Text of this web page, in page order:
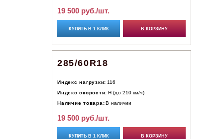
19 500 руб./шт.
КУПИТЬ В 1 КЛИК В КОРЗИНУ
285/60R18
Индекс нагрузки: 116
Индекс скорости: H (до 210 км/ч)
Наличие товара: В наличии
19 500 руб./шт.
КУПИТЬ В 1 КЛИК В КОРЗИНУ